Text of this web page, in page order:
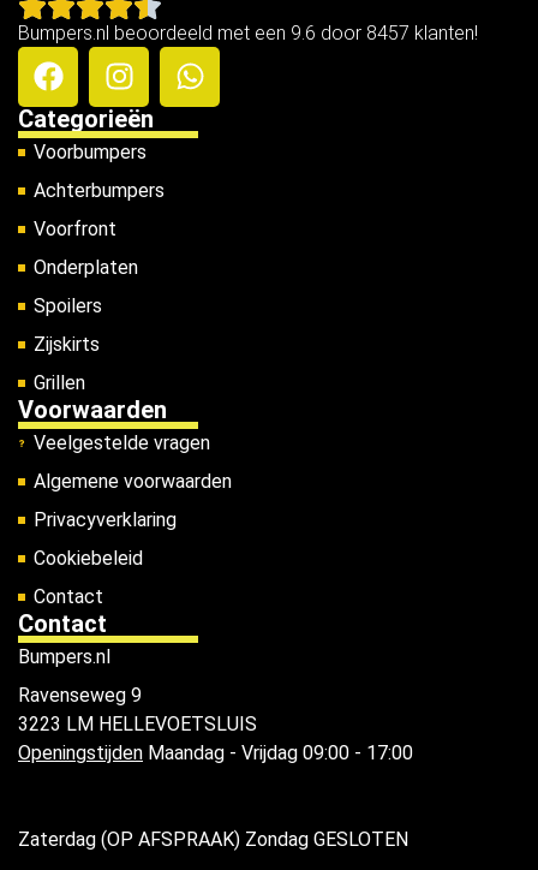
Bumpers.nl beoordeeld met een 9.6 door 8457 klanten!
Categorieën
Voorbumpers
Achterbumpers
Voorfront
Onderplaten
Spoilers
Zijskirts
Grillen
Voorwaarden
Veelgestelde vragen
Algemene voorwaarden
Privacyverklaring
Cookiebeleid
Contact
Contact
Bumpers.nl
Ravenseweg 9
3223 LM HELLEVOETSLUIS
Openingstijden Maandag - Vrijdag 09:00 - 17:00
Zaterdag (OP AFSPRAAK) Zondag GESLOTEN